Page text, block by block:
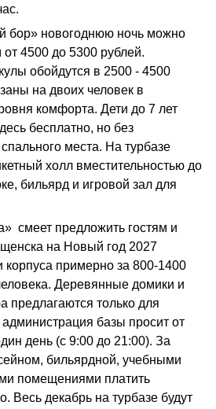
бор» новогоднюю ночь можно
4500 до 5300 рублей.
обойдутся в 2500 - 4500
на двоих человек в
комфорта. Дети до 7 лет
бесплатно, но без
места. На турбазе
холл вместительностью до
бильярд и игровой зал для
смеет предложить гостям и
на Новый год 2027
корпуса примерно за 800-1400
Деревянные домики и
предлагаются только для
базы просит от
день (с 9:00 до 21:00). За
бильярдной, учебными
помещениями платить
Весь декабрь на турбазе будут